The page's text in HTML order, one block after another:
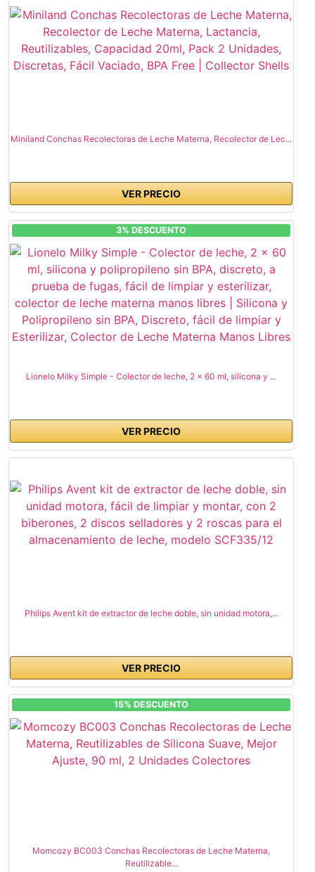
Miniland Conchas Recolectoras de Leche Materna, Recolector de Lec...
VER PRECIO
3% DESCUENTO
Lionelo Milky Simple - Colector de leche, 2 × 60 ml, silicona y ...
VER PRECIO
Philips Avent kit de extractor de leche doble, sin unidad motora,...
VER PRECIO
15% DESCUENTO
Momcozy BC003 Conchas Recolectoras de Leche Materna,
Reutilizable...